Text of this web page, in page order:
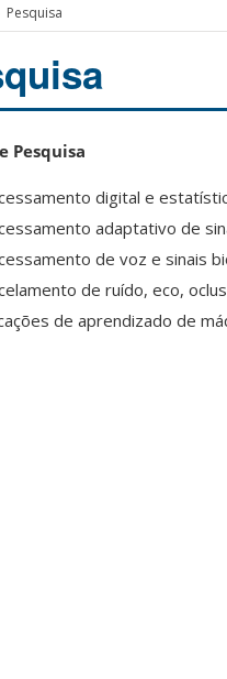
Pesquisa
Pesquisa
digital e
adaptativo de
de voz e sinais
de ruído, eco,
de aprendizado de